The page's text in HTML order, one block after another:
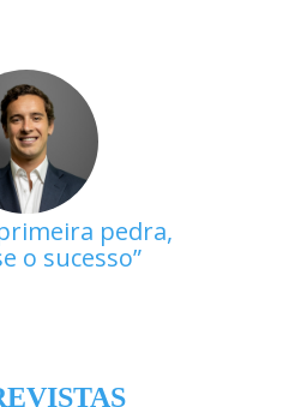
pedra,
o sucesso